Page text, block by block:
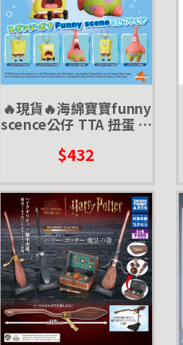
🔥現貨🔥海綿寶寶funny
scence公仔 TTA 扭蛋 轉
me 迷因
$432